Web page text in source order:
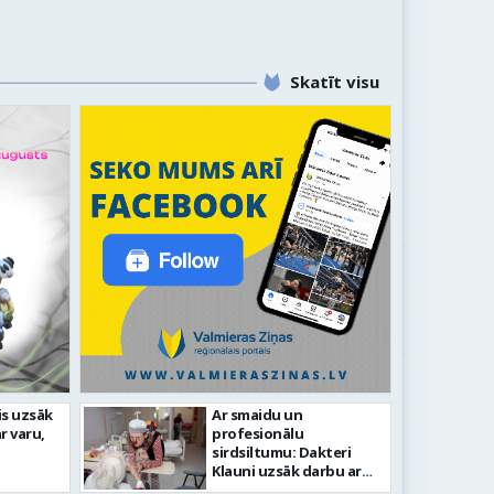
Skatīt visu
laikmetīgās kultūras
“Kurtuve”
uzsāk
varu,
Ar smaidu un
profesionālu
sirdsiltumu: Dakteri
Klauni uzsāk darbu ar
senioriem Vidzemes